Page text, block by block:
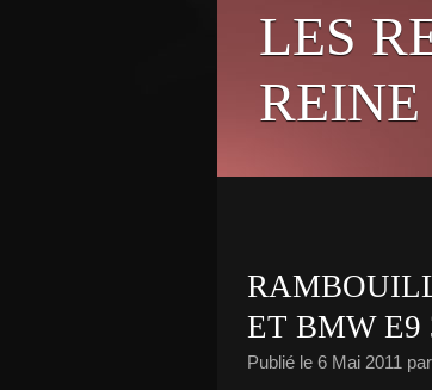
LES
REINE
ET BMW E9
Publié le 6 Mai 2011